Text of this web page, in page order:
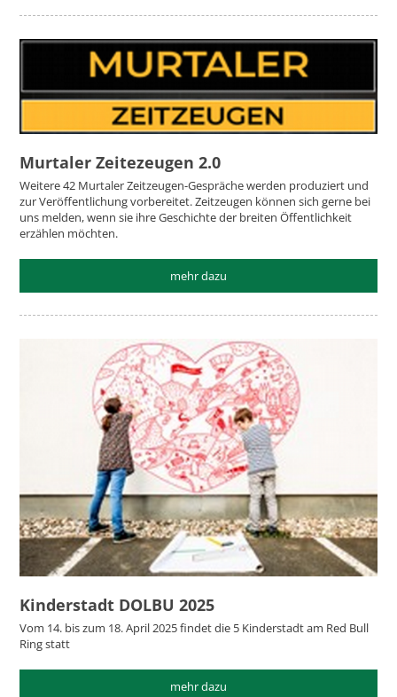
Murtaler Zeitezeugen 2.0
Weitere 42 Murtaler Zeitzeugen-Gespräche werden produziert und
zur Veröffentlichung vorbereitet. Zeitzeugen können sich gerne bei
uns melden, wenn sie ihre Geschichte der breiten Öffentlichkeit
erzählen möchten.
mehr dazu
Kinderstadt DOLBU 2025
Vom 14. bis zum 18. April 2025 findet die 5 Kinderstadt am Red Bull
Ring statt
mehr dazu